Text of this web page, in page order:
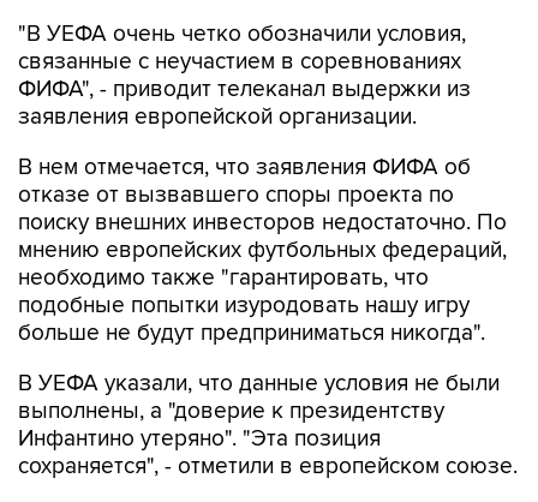
"В УЕФА очень четко обозначили условия,
связанные с неучастием в соревнованиях
ФИФА", - приводит телеканал выдержки из
заявления европейской организации.
В нем отмечается, что заявления ФИФА об
отказе от вызвавшего споры проекта по
поиску внешних инвесторов недостаточно. По
мнению европейских футбольных федераций,
необходимо также "гарантировать, что
подобные попытки изуродовать нашу игру
больше не будут предприниматься никогда".
В УЕФА указали, что данные условия не были
выполнены, а "доверие к президентству
Инфантино утеряно". "Эта позиция
сохраняется", - отметили в европейском союзе.